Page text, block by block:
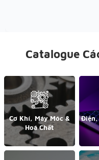
Catalogue
Cơ Khí, Máy Móc &
Hoá Chất
Điện,